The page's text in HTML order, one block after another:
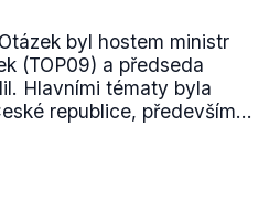
byl hostem ministr
(TOP09) a předseda
Hlavními tématy byla
republice, především...